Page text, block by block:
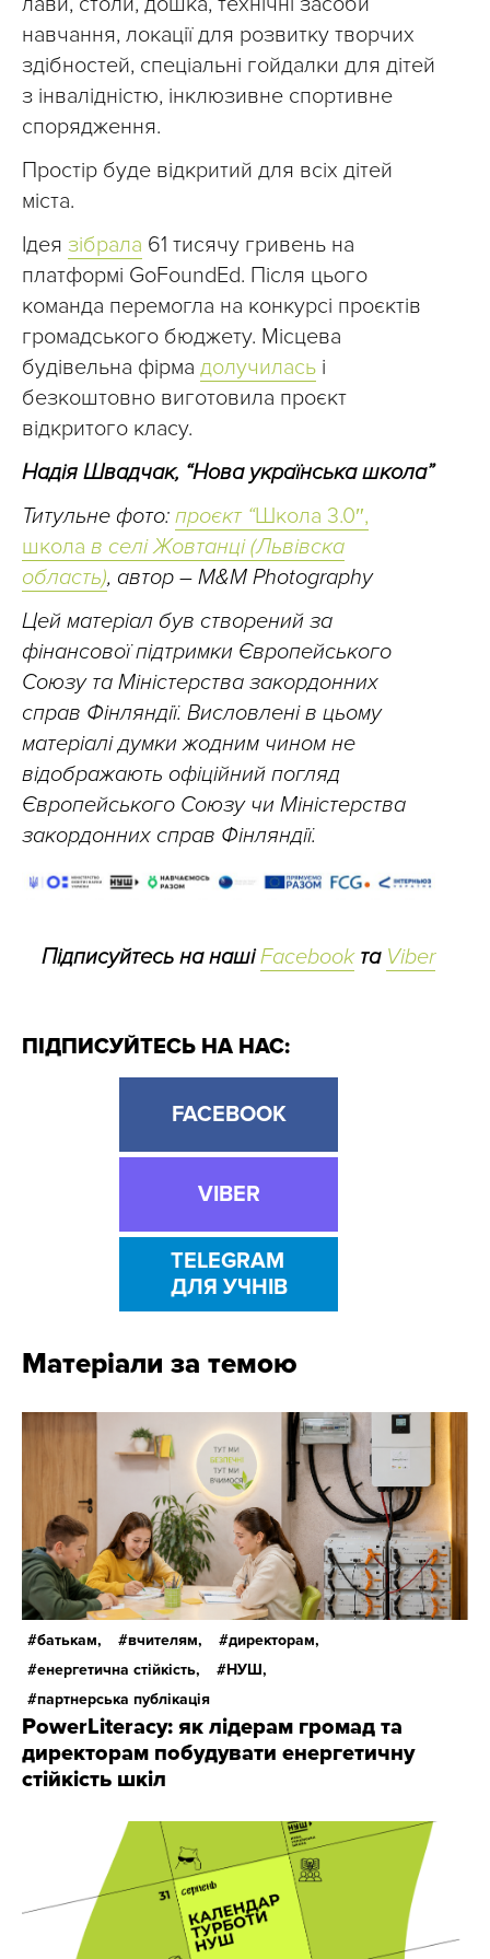
навчання, локації для розвитку творчих
здібностей, спеціальні гойдалки для дітей
з інвалідністю, інклю­зивне спортивне
спорядження.
Простір буде відкритий для всіх дітей
міста.
Ідея зібрала 61 тисячу гривень на
платформі GoFoundEd. Після цього
команда перемогла на конкурсі проєктів
громадського бюджету. Місцева
будівельна фірма долучилась і
безкоштовно виготовила проєкт
відкритого класу.
Надія Швадчак, “Нова українська школа”
Титульне фото: проєкт “Школа 3.0″,
школа в селі Жовтанці (Львівска
область), автор – М&М Photography
Цей матеріал був створений за
фінансової підтримки Європейського
Союзу та Міністерства закордонних
справ Фінляндії. Висловлені в цьому
матеріалі думки жодним чином не
відображають офіційний погляд
Європейського Союзу чи Міністерства
закордонних справ Фінляндії.
Підписуйтесь на нашіFacebookта Viber
ПІДПИСУЙТЕСЬ НА НАС:
FACEBOOK
VIBER
TELEGRAM
ДЛЯ УЧНІВ
Матеріали за темою
батькам, вчителям,
директорам,
енергетична стійкість,
НУШ,
партнерська публікація
PowerLiteracy: як лідерам громад та
директорам побудувати енергетичну
стійкість шкіл